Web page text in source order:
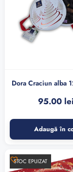
Dora Craciun alba
95.00 lei
Adaugă în
STOC EPUIZAT